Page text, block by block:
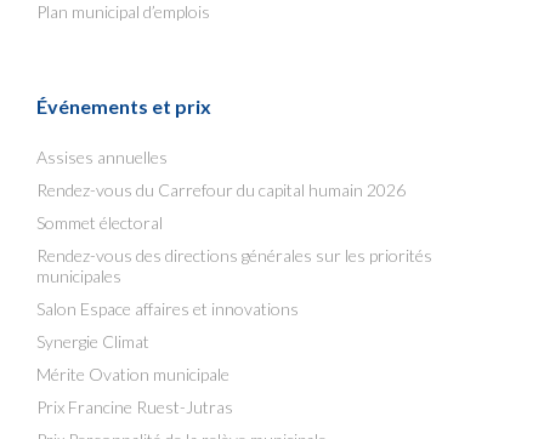
Plan municipal d’emplois
Événements et prix
Assises annuelles
Rendez-vous du Carrefour du capital humain 2026
Sommet électoral
Rendez-vous des directions générales sur les priorités
municipales
Salon Espace affaires et innovations
Synergie Climat
Mérite Ovation municipale
Prix Francine Ruest-Jutras